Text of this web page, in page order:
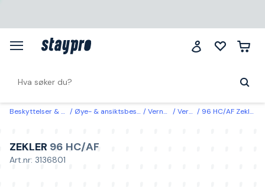
Beskyttelser & klær Øye- & ansiktsbeskyttelse Vernebriller Vernebriller 96 HC/AF Zekler Vernebriller maskebriller
ZEKLER 96 HC/AF
Art.nr: 3136801